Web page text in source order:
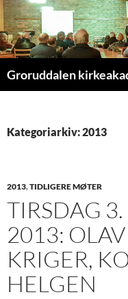
Groruddalen
Kategoriarkiv: 2013
2013,TIDLIGERE MØTER
TIRSDAG
2013:
KRIGER,
HELGEN